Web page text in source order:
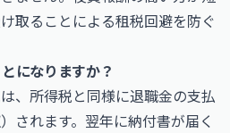
取ることによる租税回避を防ぐ
になりますか？
、所得税と同様に退職金の支払
されます。翌年に納付書が届く